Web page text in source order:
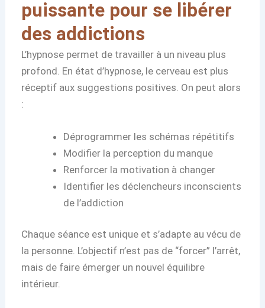
puissante pour se libérer
des addictions
L’hypnose permet de travailler à un niveau plus
profond. En état d’hypnose, le cerveau est plus
réceptif aux suggestions positives. On peut alors
:
Déprogrammer les schémas répétitifs
Modifier la perception du manque
Renforcer la motivation à changer
Identifier les déclencheurs inconscients
de l’addiction
Chaque séance est unique et s’adapte au vécu de
la personne. L’objectif n’est pas de “forcer” l’arrêt,
mais de faire émerger un nouvel équilibre
intérieur.